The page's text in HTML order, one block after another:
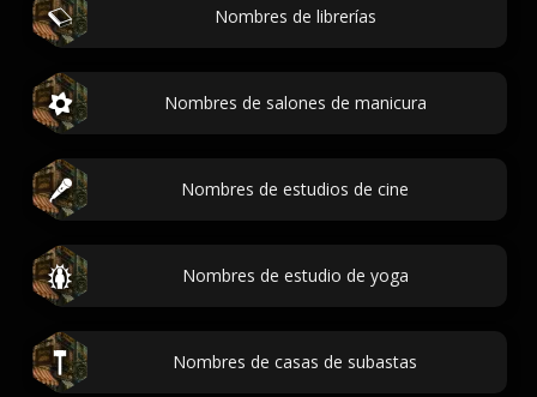
Nombres de librerías
Nombres de salones de manicura
Nombres de estudios de cine
Nombres de estudio de yoga
Nombres de casas de subastas